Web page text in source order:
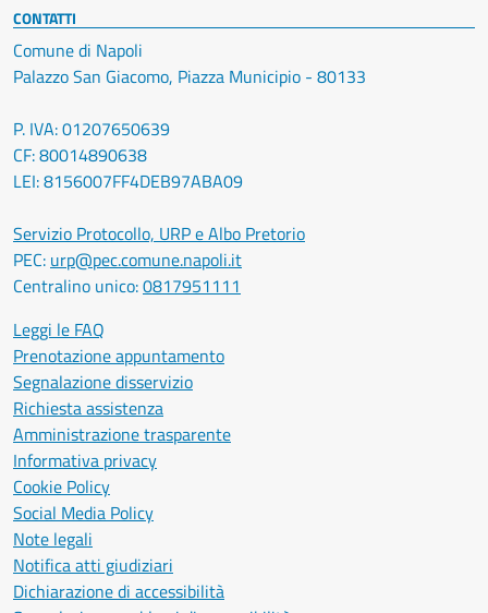
CONTATTI
Comune di Napoli
Palazzo San Giacomo, Piazza Municipio - 80133
P. IVA: 01207650639
CF: 80014890638
LEI: 8156007FF4DEB97ABA09
Servizio Protocollo, URP e Albo Pretorio
PEC: urp@pec.comune.napoli.it
Centralino unico:0817951111
Leggi le FAQ
Prenotazione appuntamento
Segnalazione disservizio
Richiesta assistenza
Amministrazione trasparente
Informativa privacy
Cookie Policy
Social Media Policy
Note legali
Notifica atti giudiziari
Dichiarazione di accessibilità